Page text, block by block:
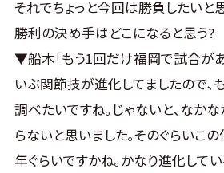
それでちょっと今回は勝負したいと
――勝利の決め手はどこになると思う?
▼船木｢もう1回だけ福岡で試合が
いぶ関節技が進化してましたので､
調べたいですね｡じゃないと､なか
らないと思いました｡そのぐらいこ
年ぐらいですかね｡かなり進化して